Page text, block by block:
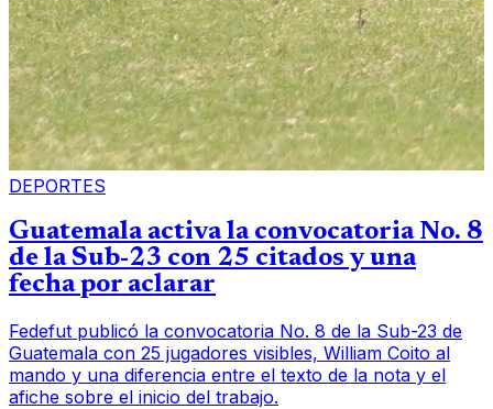
DEPORTES
Guatemala activa la convocatoria No. 8
de la Sub-23 con 25 citados y una
fecha por aclarar
Fedefut publicó la convocatoria No. 8 de la Sub-23 de
Guatemala con 25 jugadores visibles, William Coito al
mando y una diferencia entre el texto de la nota y el
afiche sobre el inicio del trabajo.